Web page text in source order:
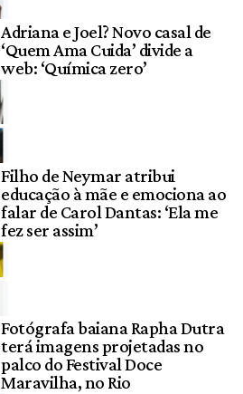
Adriana e Joel? Novo casal de
‘Quem Ama Cuida’ divide a
web: ‘Química zero’
Filho de Neymar atribui
educação à mãe e emociona ao
falar de Carol Dantas: ‘Ela me
fez ser assim’
Fotógrafa baiana Rapha Dutra
terá imagens projetadas no
palco do Festival Doce
Maravilha, no Rio